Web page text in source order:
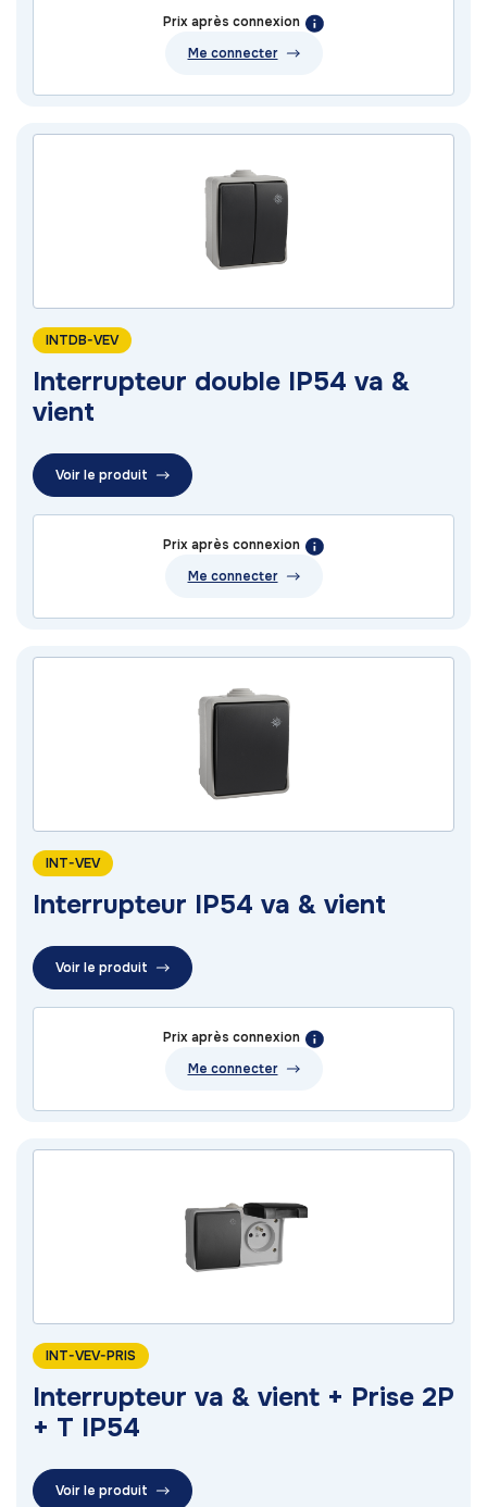
Prix après connexion
Me connecter
INTDB-VEV
Interrupteur double IP54 va &
vient
Voir le produit
Prix après connexion
Me connecter
INT-VEV
Interrupteur IP54 va & vient
Voir le produit
Prix après connexion
Me connecter
INT-VEV-PRIS
Interrupteur va & vient + Prise 2P
+ T IP54
Voir le produit